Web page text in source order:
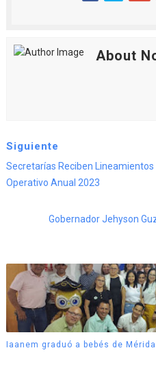
About
Siguiente
Secretarías Reciben Lineamientos
Operativo Anual 2023
Gobernador Jehyson
Iaanem graduó a bebés de